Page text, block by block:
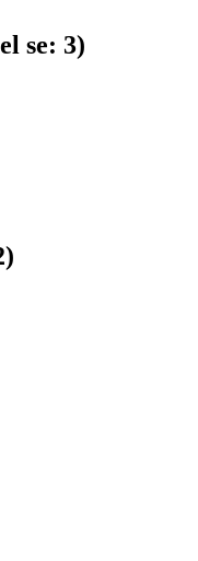
se: 3)
)